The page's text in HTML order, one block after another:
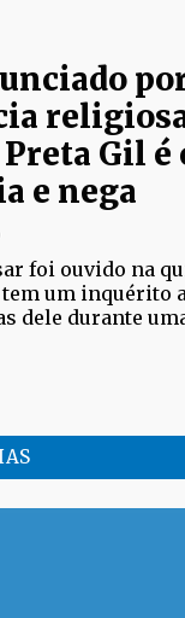
Gil é
e nega
foi ouvido na
tem um inquérito
dele durante